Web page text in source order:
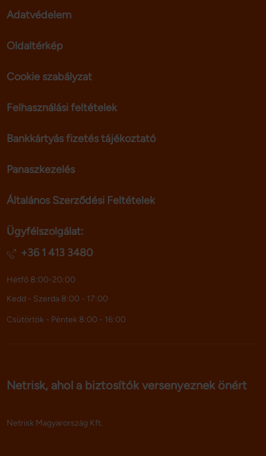
Adatvédelem
Oldaltérkép
Cookie szabályzat
Felhasználási feltételek
Bankkártyás fizetés tájékoztató
Panaszkezelés
Általános Szerződési Feltételek
Ügyfélszolgálat:
+36 1 413 3480
Hétfő 8:00-20:00
Kedd - Szerda 8:00 - 17:00
Csütörtök - Péntek 8:00 - 16:00
Netrisk, ahol a biztosítók versenyeznek önért
Netrisk Magyarország Kft.